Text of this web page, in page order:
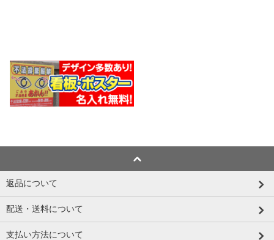
返品について
配送・送料について
支払い方法について